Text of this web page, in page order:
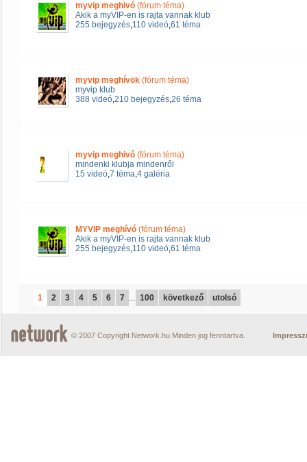
myvip meghivó (fórum téma)
Akik a myVIP-en is rajta vannak klub
255 bejegyzés,110 videó,61 téma
myvip meghívok (fórum téma)
myvip klub
388 videó,210 bejegyzés,26 téma
myvip meghivó (fórum téma)
mindenki klubja mindenről
15 videó,7 téma,4 galéria
MYVIP meghívó (fórum téma)
Akik a myVIP-en is rajta vannak klub
255 bejegyzés,110 videó,61 téma
1 2 3 4 5 6 7 ... 100 következő utolsó
© 2007 Copyright Network.hu Minden jog fenntartva.